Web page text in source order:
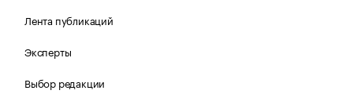
Лента публикаций
Эксперты
Выбор редакции